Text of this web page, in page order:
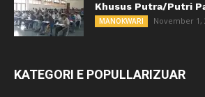
Khusus Putra/Putri
MANOKWARI November 1,
KATEGORI E POPULLARIZUAR